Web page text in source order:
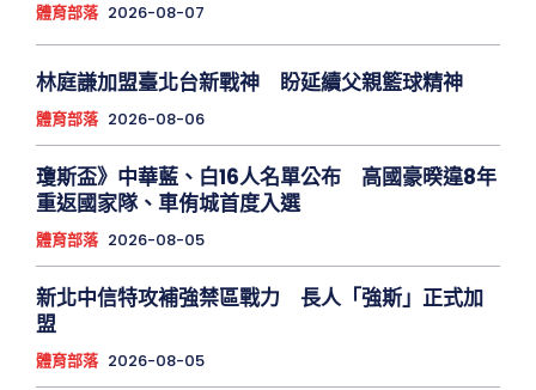
體育部落 2026-08-07
林庭謙加盟臺北台新戰神 盼延續父親籃球精神
體育部落 2026-08-06
瓊斯盃》中華藍、白16人名單公布 高國豪暌違8年
重返國家隊、車侑城首度入選
體育部落 2026-08-05
新北中信特攻補強禁區戰力 長人「強斯」正式加
盟
體育部落 2026-08-05